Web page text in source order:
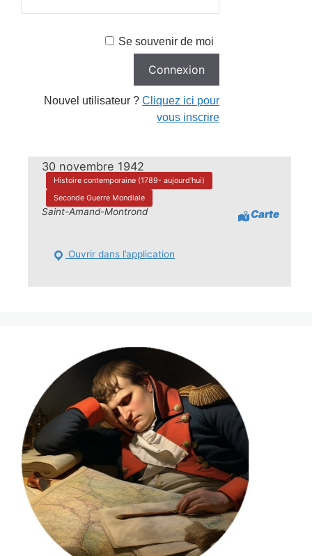
Se souvenir de moi
Nouvel utilisateur ?Cliquez ici pour
vous inscrire
30 novembre 1942
Histoire contemporaine (1789- aujourd'hui)
Seconde Guerre Mondiale
Saint-Amand-Montrond Carte
Ouvrir dans l’application